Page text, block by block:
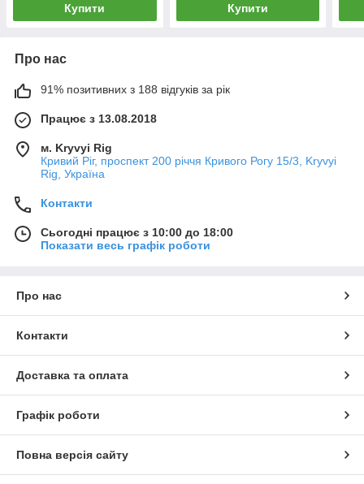
Купити Купити
Про нас
91% позитивних з 188 відгуків за рік
Працює з 13.08.2018
м. Kryvyi Rig
Кривий Ріг, проспект 200 річчя Кривого Рогу 15/3, Kryvyi
Rig, Україна
Контакти
Сьогодні працює з 10:00 до 18:00
Показати весь графік роботи
Про нас
Контакти
Доставка та оплата
Графік роботи
Повна версія сайту